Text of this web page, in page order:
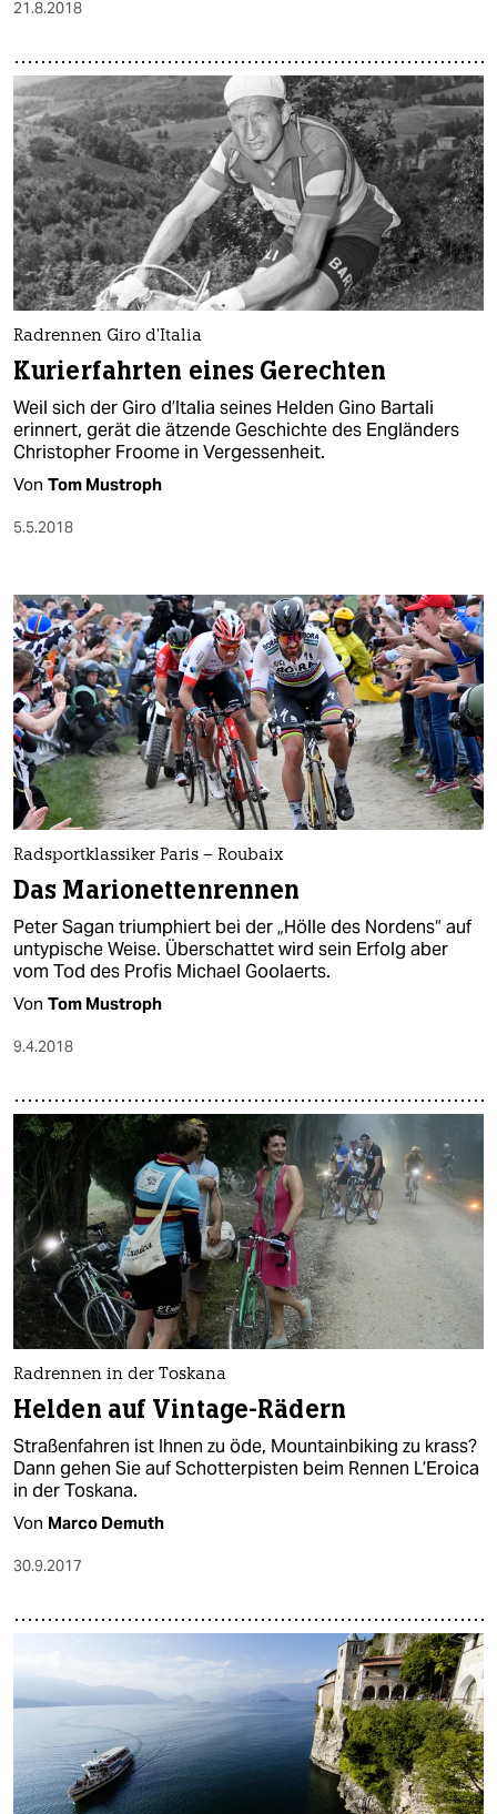
21.8.2018
Radrennen Giro d’Italia
Kurierfahrten eines Gerechten
Weil sich der Giro d’Italia seines Helden Gino Bartali
erinnert, gerät die ätzende Geschichte des Engländers
Christopher Froome in Vergessenheit.
Von Tom Mustroph
5.5.2018
Radsportklassiker Paris – Roubaix
Das Marionettenrennen
Peter Sagan triumphiert bei der „Hölle des Nordens“ auf
untypische Weise. Überschattet wird sein Erfolg aber
vom Tod des Profis Michael Goolaerts.
Von Tom Mustroph
9.4.2018
Radrennen in der Toskana
Helden auf Vintage-Rädern
Straßenfahren ist Ihnen zu öde, Mountainbiking zu krass?
Dann gehen Sie auf Schotterpisten beim Rennen L’Eroica
in der Toskana.
Von Marco Demuth
30.9.2017